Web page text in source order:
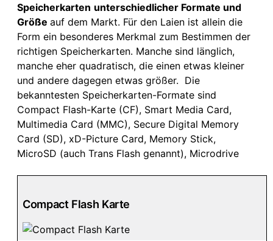
Speicherkarten unterschiedlicher Formate und
Größe auf dem Markt. Für den Laien ist allein die
Form ein besonderes Merkmal zum Bestimmen der
richtigen Speicherkarten. Manche sind länglich,
manche eher quadratisch, die einen etwas kleiner
und andere dagegen etwas größer. Die
bekanntesten Speicherkarten-Formate sind
Compact Flash-Karte (CF), Smart Media Card,
Multimedia Card (MMC), Secure Digital Memory
Card (SD), xD-Picture Card, Memory Stick,
MicroSD (auch Trans Flash genannt), Microdrive
Compact Flash Karte